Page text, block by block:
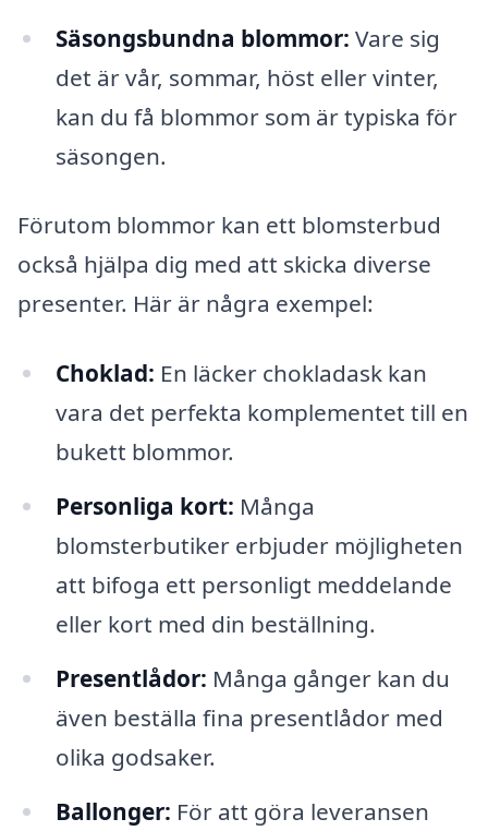
Säsongsbundna blommor: Vare sig
det är vår, sommar, höst eller vinter,
kan du få blommor som är typiska för
säsongen.
Förutom blommor kan ett blomsterbud
också hjälpa dig med att skicka diverse
presenter. Här är några exempel:
Choklad: En läcker chokladask kan
vara det perfekta komplementet till en
bukett blommor.
Personliga kort: Många
blomsterbutiker erbjuder möjligheten
att bifoga ett personligt meddelande
eller kort med din beställning.
Presentlådor: Många gånger kan du
även beställa fina presentlådor med
olika godsaker.
Ballonger: För att göra leveransen